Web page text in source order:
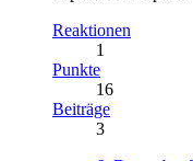
Reaktionen
1
Punkte
16
Beiträge
3